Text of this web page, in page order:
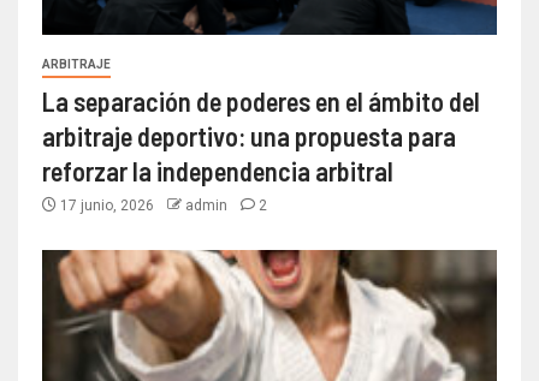
ARBITRAJE
La separación de poderes en el ámbito del
arbitraje deportivo: una propuesta para
reforzar la independencia arbitral
17 junio, 2026 admin 2